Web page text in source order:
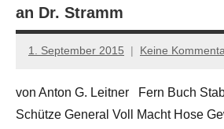
an Dr. Stramm
1. September 2015
Anton
Leitner
Keine
von Anton G. Leitner Fern Buch
Schütze General Voll Macht Hose